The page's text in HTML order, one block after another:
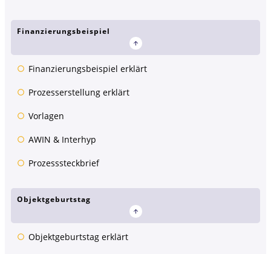
Finanzierungsbeispiel
Finanzierungsbeispiel erklärt
Prozesserstellung erklärt
Vorlagen
AWIN & Interhyp
Prozesssteckbrief
Objektgeburtstag
Objektgeburtstag erklärt